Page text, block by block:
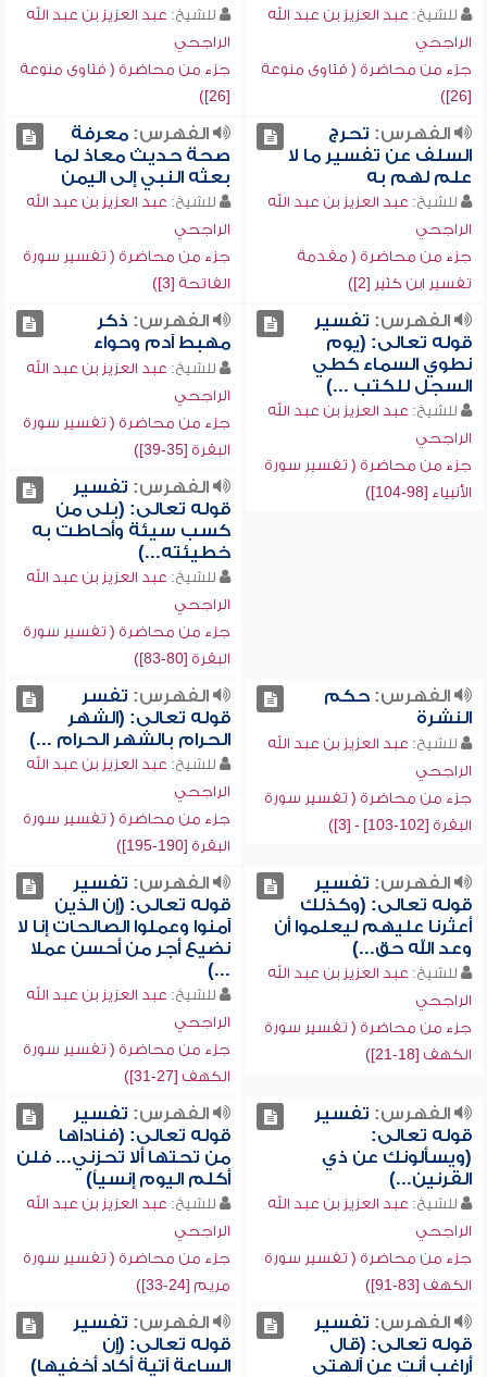
للشيخ: عبد العزيز بن عبد الله
الراجحي
جزء من محاضرة ( فتاوى منوعة
[26])
للشيخ: عبد العزيز بن عبد الله
الراجحي
جزء من محاضرة ( فتاوى منوعة
[26])
الفهرس: تحرج
السلف عن تفسير ما لا
علم لهم به
للشيخ: عبد العزيز بن عبد الله
الراجحي
جزء من محاضرة ( مقدمة
تفسير ابن كثير [2])
الفهرس:معرفة
صحة حديث معاذ لما
بعثه النبي إلى اليمن
للشيخ: عبد العزيز بن عبد الله
الراجحي
جزء من محاضرة ( تفسير سورة
الفاتحة [3])
الفهرس: تفسير
قوله تعالى: (يوم
نطوي السماء كطي
السجل للكتب ...)
للشيخ: عبد العزيز بن عبد الله
الراجحي
جزء من محاضرة ( تفسير سورة
الأنبياء [98-104])
الفهرس: ذكر
مهبط آدم وحواء
للشيخ: عبد العزيز بن عبد الله
الراجحي
جزء من محاضرة ( تفسير سورة
البقرة [35-39])
الفهرس: تفسير
قوله تعالى: (بلى من
كسب سيئة وأحاطت به
خطيئته...)
للشيخ: عبد العزيز بن عبد الله
الراجحي
جزء من محاضرة ( تفسير سورة
البقرة [80-83])
الفهرس:حكم
النشرة
للشيخ: عبد العزيز بن عبد الله
الراجحي
جزء من محاضرة ( تفسير سورة
البقرة [102-103] - [3])
الفهرس: تفسر
قوله تعالى: (الشهر
الحرام بالشهر الحرام ...)
للشيخ: عبد العزيز بن عبد الله
الراجحي
جزء من محاضرة ( تفسير سورة
البقرة [190-195])
الفهرس: تفسير
قوله تعالى: (وكذلك
أعثرنا عليهم ليعلموا أن
وعد الله حق...)
للشيخ: عبد العزيز بن عبد الله
الراجحي
جزء من محاضرة ( تفسير سورة
الكهف [18-21])
الفهرس: تفسير
قوله تعالى: (إن الذين
آمنوا وعملوا الصالحات إنا لا
نضيع أجر من أحسن عملا
...)
للشيخ: عبد العزيز بن عبد الله
الراجحي
جزء من محاضرة ( تفسير سورة
الكهف [27-31])
الفهرس: تفسير
قوله تعالى:
(ويسألونك عن ذي
القرنين...)
للشيخ: عبد العزيز بن عبد الله
الراجحي
جزء من محاضرة ( تفسير سورة
الكهف [83-91])
الفهرس: تفسير
قوله تعالى: (فناداها
من تحتها ألا تحزني... فلن
أكلم اليوم إنسياً)
للشيخ: عبد العزيز بن عبد الله
الراجحي
جزء من محاضرة ( تفسير سورة
مريم [24-33])
الفهرس: تفسير
قوله تعالى: (قال
أراغب أنت عن آلهتي
الفهرس: تفسير
قوله تعالى: (إن
الساعة آتية أكاد أخفيها)